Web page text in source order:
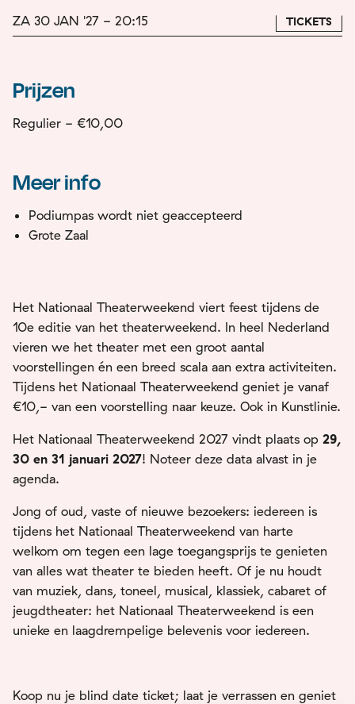
ZA 30 JAN '27 - 20:15 TICKETS
Prijzen
Regulier - €10,00
Meer info
Podiumpas wordt niet geaccepteerd
Grote Zaal
Het Nationaal Theaterweekend viert feest tijdens de
10e editie van het theaterweekend. In heel Nederland
vieren we het theater met een groot aantal
voorstellingen én een breed scala aan extra activiteiten.
Tijdens het Nationaal Theaterweekend geniet je vanaf
€10,- van een voorstelling naar keuze. Ook in Kunstlinie.
Het Nationaal Theaterweekend 2027 vindt plaats op 29,
30 en 31 januari 2027! Noteer deze data alvast in je
agenda.
Jong of oud, vaste of nieuwe bezoekers: iedereen is
tijdens het Nationaal Theaterweekend van harte
welkom om tegen een lage toegangsprijs te genieten
van alles wat theater te bieden heeft. Of je nu houdt
van muziek, dans, toneel, musical, klassiek, cabaret of
jeugdtheater: het Nationaal Theaterweekend is een
unieke en laagdrempelige belevenis voor iedereen.
Koop nu je blind date ticket; laat je verrassen en geniet